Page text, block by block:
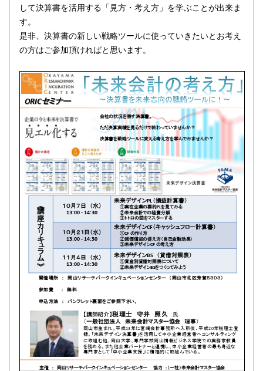
して決算書を活用する「見方・考え方」を学ぶことが出来ま
す。
是非、決算書の新しい戦略ツールに使っていきたいとお考え
の方はご参加頂ければと思います。